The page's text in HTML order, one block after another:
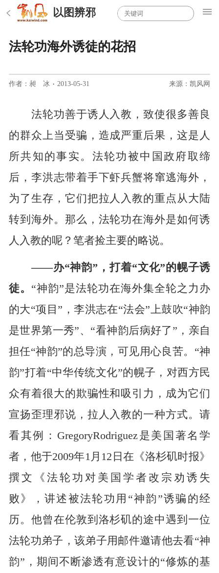
以图辨邪
法轮功海外诱徒的花招
作者：昶 冰 · 2013-05-31 来源：凯风网
法轮功善于诱人入教，致使很多善良
的群众上当受骗，造成严重后果，这是人
所共知的事实。法轮功被中国政府取缔
后，李洪志带着手下虾兵蟹将窜逃海外，
为了生存，它们把拉人入教的重点从大陆
转到海外。那么，法轮功在海外是如何诱
人入教的呢？笔者捡主要的略说。
——办“神韵”，打着“文化”的幌子诱
徒。 “神韵”是法轮功在海外集全轮之力办
的大“项目”，李洪志在“法会”上鼓吹“神韵
是世界第一秀”、“看神韵后病好了”，亲自
担任“神韵”的总导演，可见用心良苦。“神
韵”打着“中华传统文化”的幌子，对西方民
众有着很大的欺骗性和吸引力，成为它们
宣扬歪理邪说，拉人入教的一种方式。请
看其例：GregoryRodriguez是美国著名学
者，他于2009年1月12日在《洛杉矶时报》
撰文《法轮功对美国学者改宗劝诱失
败》，讲述被法轮功用“神韵”诱骗的经
历。他曾在伦敦到洛杉矶的途中遇到一位
法轮功弟子，该弟子用邮件邀请他去看“神
韵”，期间不断渗透有意设计的“修炼的基